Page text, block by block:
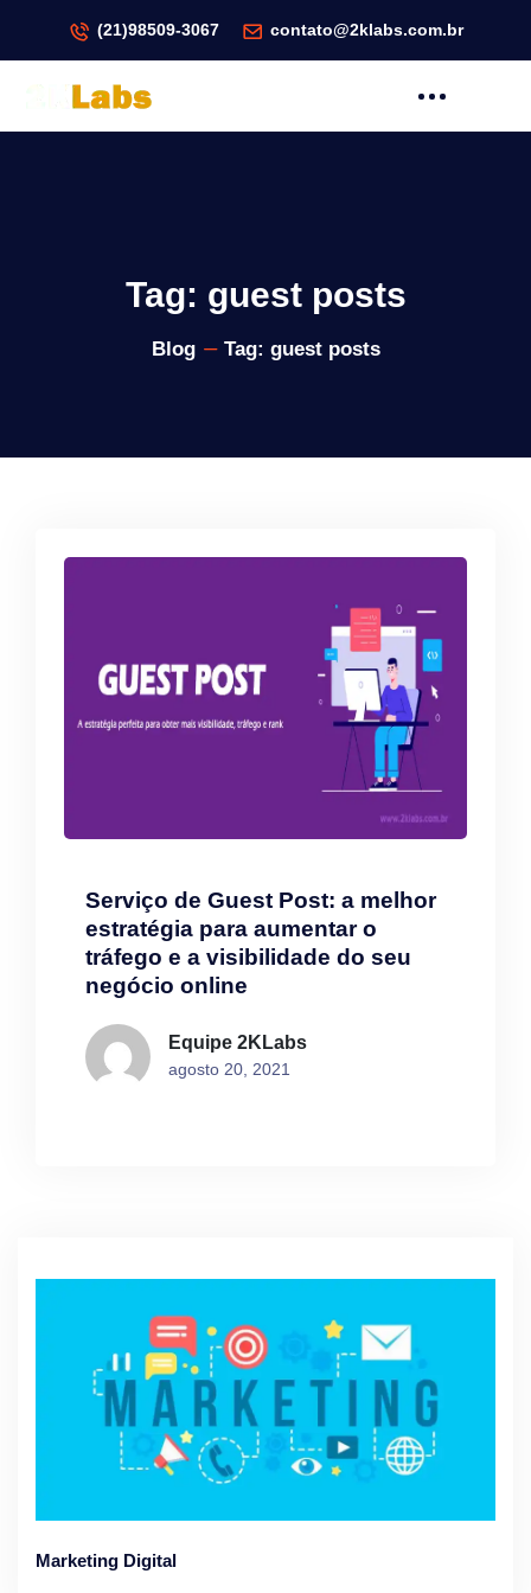
(21)98509-3067 contato@2klabs.com.br
Tag: guest posts
Blog Tag: guest posts
Serviço de Guest Post: a melhor
estratégia para aumentar o
tráfego e a visibilidade do seu
negócio online
Equipe 2KLabs
agosto 20, 2021
Marketing Digital